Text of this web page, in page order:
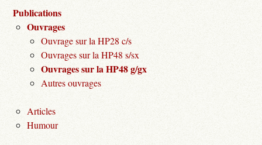
Publications
Ouvrages
Ouvrage sur la HP28 c/s
Ouvrages sur la HP48 s/sx
Ouvrages sur la HP48 g/gx
Autres ouvrages
Articles
Humour